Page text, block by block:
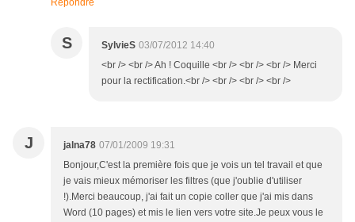
Répondre
S SylvieS 03/07/2012 14:40
<br /> <br /> Ah ! Coquille <br /> <br /> <br /> Merci
pour la rectification.<br /> <br /> <br /> <br />
J jalna78 07/01/2009 19:31
Bonjour,C'est la première fois que je vois un tel travail et que
je vais mieux mémoriser les filtres (que j'oublie d'utiliser
!).Merci beaucoup, j'ai fait un copie coller que j'ai mis dans
Word (10 pages) et mis le lien vers votre site.Je peux vous le